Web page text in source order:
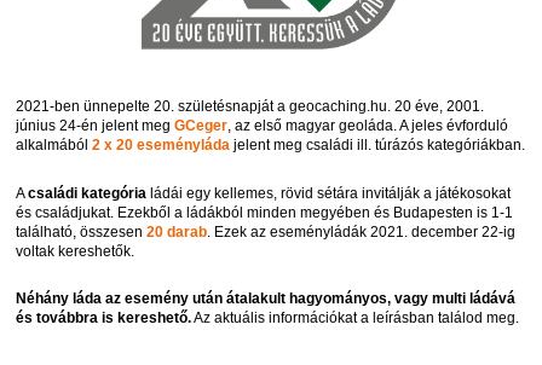
2021-ben ünnepelte 20. születésnapját a geocaching.hu. 20 éve, 2001.
június 24-én jelent megGCeger, az első magyar geoláda. A jeles évforduló
alkalmából2 x 20 eseményláda jelent meg családi ill. túrázós kategóriákban.
Acsaládi kategória ládái egy kellemes, rövid sétára invitálják a játékosokat
és családjukat. Ezekből a ládákból minden megyében és Budapesten is 1-1
található, összesen20 darab . Ezek az eseményládák 2021. december 22-ig
voltak kereshetők.
Néhány láda az esemény után átalakult hagyományos, vagy multi ládává
és továbbra is kereshető.Az aktuális információkat a leírásban találod meg.